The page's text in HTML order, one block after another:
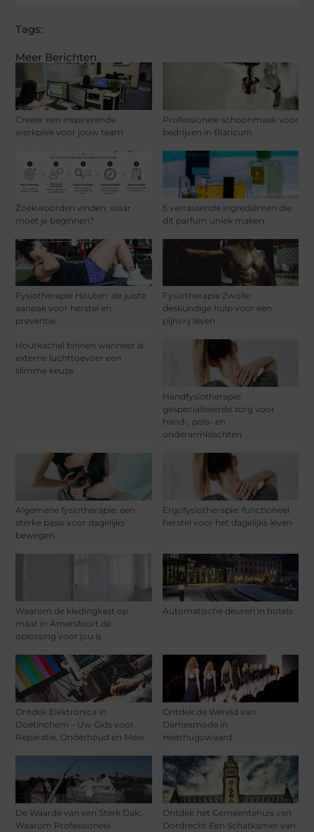
Meer Berichten
Creëer een inspirerende
werkplek voor jouw team
Professionele schoonmaak voor
bedrijven in Blaricum
Zoekwoorden vinden: waar
moet je beginnen?
5 verrassende ingrediënten die
dit parfum uniek maken
Fysiotherapie Houten: de juiste
aanpak voor herstel en
preventie
Fysiotherapie Zwolle:
deskundige hulp voor een
pijnvrij leven
Houtkachel binnen wanneer is
externe luchttoevoer een
slimme keuze
Handfysiotherapie:
gespecialiseerde zorg voor
hand-, pols- en
onderarmklachten
Algemene fysiotherapie: een
sterke basis voor dagelijks
bewegen
Ergofysiotherapie: functioneel
herstel voor het dagelijks leven
Waarom de kledingkast op
maat in Amersfoort dé
oplossing voor jou is
Automatische deuren in hotels
Ontdek Elektronica in
Doetinchem – Uw Gids voor
Reparatie, Onderhoud en Meer
Ontdek de Wereld van
Damesmode in
Heerhugowaard
De Waarde van een Sterk Dak:
Waarom Professioneel
Ontdek het Gemeentehuis van
Dordrecht Een Schatkamer van
Tags: